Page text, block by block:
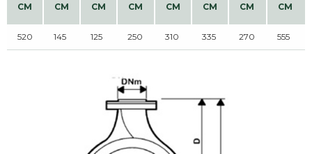
CM
CM
CM
CM
CM
CM
CM
CM
520 145 125 250 310 335 270 555